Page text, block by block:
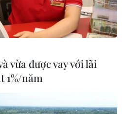
trị nông sản qua liên kết
tác xã
đổi số
tiên phong tạo bệ phóng
Việt
vừa được vay với lãi
1%/năm